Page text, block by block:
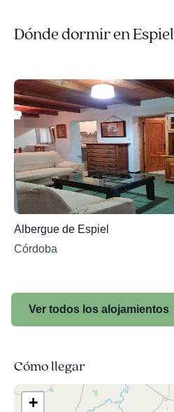
Dónde dormir en Espiel
Albergue de Espiel
Córdoba
Ver todos los alojamientos
Cómo llegar
+